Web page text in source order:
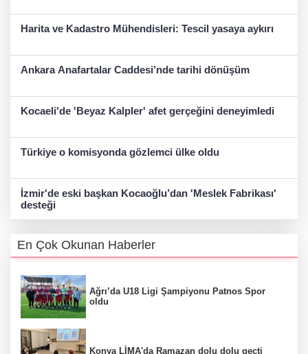
Harita ve Kadastro Mühendisleri: Tescil yasaya aykırı
Ankara Anafartalar Caddesi’nde tarihi dönüşüm
Kocaeli'de 'Beyaz Kalpler' afet gerçeğini deneyimledi
Türkiye o komisyonda gözlemci ülke oldu
İzmir'de eski başkan Kocaoğlu’dan 'Meslek Fabrikası'
desteği
En Çok Okunan Haberler
Ağrı’da U18 Ligi Şampiyonu Patnos Spor
oldu
Konya LİMA'da Ramazan dolu dolu geçti